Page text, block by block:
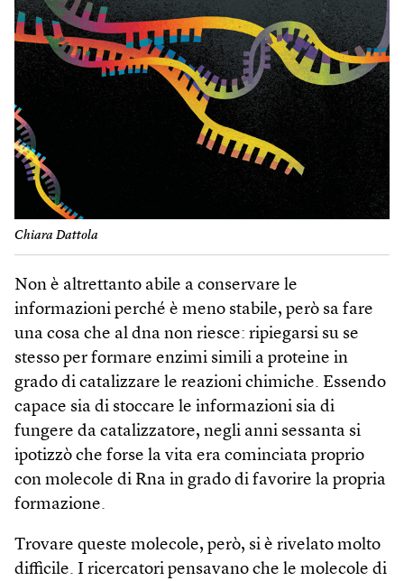
Chiara Dattola
Non è altrettanto abile a conservare le
informazioni perché è meno stabile, però sa fare
una cosa che al dna non riesce: ripiegarsi su se
stesso per formare enzimi simili a proteine in
grado di catalizzare le reazioni chimiche. Essendo
capace sia di stoccare le informazioni sia di
fungere da catalizzatore, negli anni sessanta si
ipotizzò che forse la vita era cominciata proprio
con molecole di Rna in grado di favorire la propria
formazione.
Trovare queste molecole, però, si è rivelato molto
difficile. I ricercatori pensavano che le molecole di